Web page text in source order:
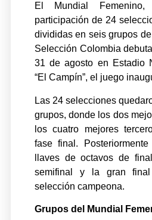
El Mundial
participación de 24
divididas en seis grupos
Selección Colombia
31 de agosto en Estadio
“El Campín”, el juego
Las 24 selecciones
grupos, donde los dos
los cuatro mejores
fase final.
llaves de octavos de
semifinal y la gran
selección campeona.
Grupos del Mundial